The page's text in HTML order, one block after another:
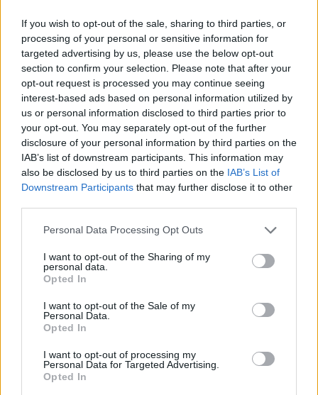
If you wish to opt-out of the sale, sharing to third parties, or
processing of your personal or sensitive information for
targeted advertising by us, please use the below opt-out
section to confirm your selection. Please note that after your
opt-out request is processed you may continue seeing
interest-based ads based on personal information utilized by
us or personal information disclosed to third parties prior to
your opt-out. You may separately opt-out of the further
disclosure of your personal information by third parties on the
IAB’s list of downstream participants. This information may
also be disclosed by us to third parties on the IAB’s List of
Downstream Participants that may further disclose it to other
Personal Data Processing Opt Outs
I want to opt-out of the Sharing of my
personal data.
Opted In
I want to opt-out of the Sale of my
Personal Data.
Opted In
I want to opt-out of processing my
Personal Data for Targeted Advertising.
Opted In
Durante los primeros cuatro encuentros, con Wagner
como principal defensor, Cade Cunningham tuvo
enormes dificultades para producir. En ese tramo
acumuló únicamente 17 puntos, con un pobre 6 de 24
en tiros de campo, incluyendo un 3 de 16 desde el
perímetro, además de seis pérdidas de balón.
El panorama ha cambiado por completo en los dos
alemán. Cunningham se ha disparado hasta promediar
un notable 58% desde la línea de tres.
Producción que se echa en
falta
Antes de la lesión, Wagner estaba firmando una serie
muy completa, con medias de 16,8 puntos, 5,5 rebotes,